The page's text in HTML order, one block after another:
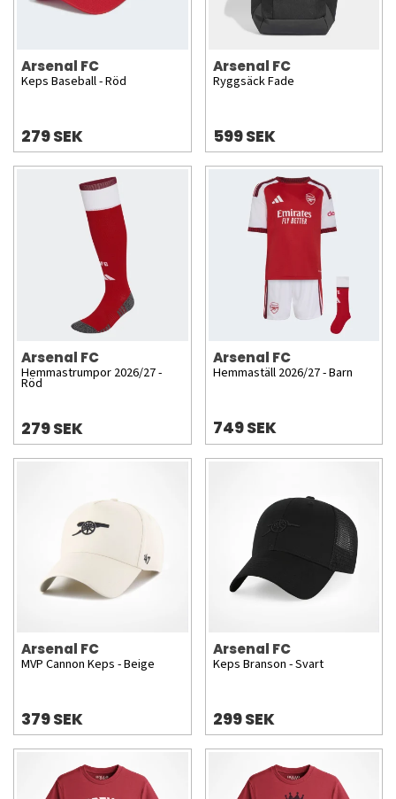
Arsenal FC
Keps Baseball - Röd
279 SEK
Arsenal FC
Ryggsäck Fade
599 SEK
Arsenal FC
Hemmastrumpor 2026/27 -
Röd
279 SEK
Arsenal FC
Hemmaställ 2026/27 - Barn
749 SEK
Arsenal FC
MVP Cannon Keps - Beige
379 SEK
Arsenal FC
Keps Branson - Svart
299 SEK